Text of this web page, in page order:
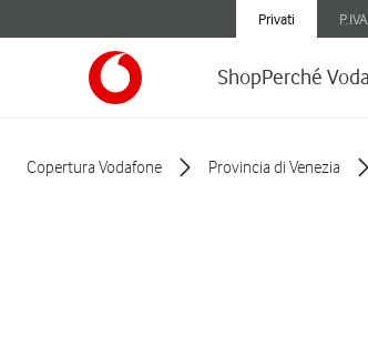
Privati
ShopPerché
Copertura Vodafone Provincia di Venezia